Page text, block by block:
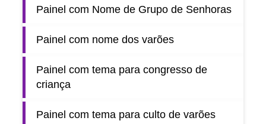
Painel com Nome de Grupo de Senhoras
Painel com nome dos varões
Painel com tema para congresso de
criança
Painel com tema para culto de varões